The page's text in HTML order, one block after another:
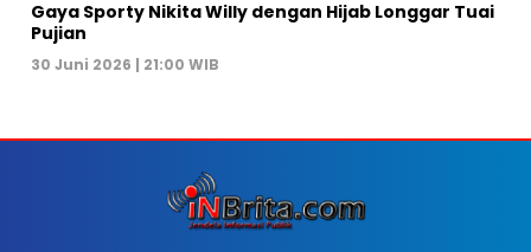
Gaya Sporty Nikita Willy dengan Hijab Longgar Tuai
Pujian
30 Juni 2026 | 21:00 WIB